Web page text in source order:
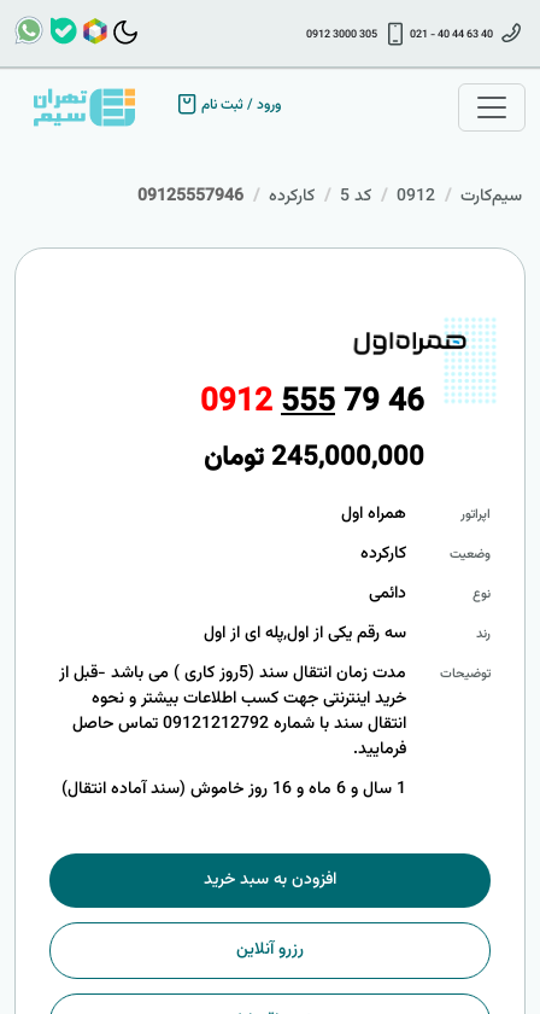
021 - 40 44 63 40
0912 3000 305
ورود/ثبت نام
سیم‌کارت 0912 کد 5 کارکرده 09125557946
09125557946
245,000,000 تومان
اپراتور همراه اول
وضعیت کارکرده
نوع دائمی
رند سه رقم یکی از اول,پله ای از اول
توضیحات
مدت زمان انتقال سند (5روز کاری ) می باشد -قبل از
خرید اینترنتی جهت کسب اطلاعات بیشتر و نحوه
انتقال سند با شماره 09121212792 تماس حاصل
فرمایید.
1 سال و 6 ماه و 16 روز خاموش (سند آماده انتقال)
افزودن به سبد خرید
رزرو آنلاین